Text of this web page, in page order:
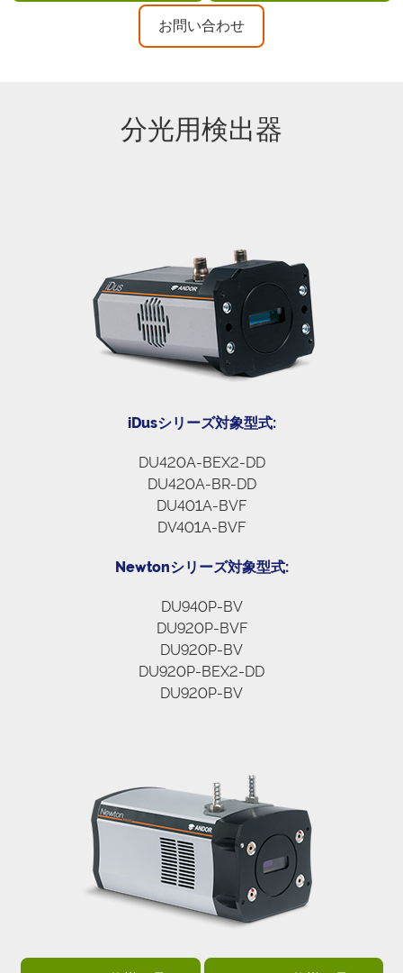
お問い合わせ
分光用検出器
iDusシリーズ対象型式:
DU420A-BEX2-DD
DU420A-BR-DD
DU401A-BVF
DV401A-BVF
Newtonシリーズ対象型式:
DU940P-BV
DU920P-BVF
DU920P-BV
DU920P-BEX2-DD
DU920P-BV